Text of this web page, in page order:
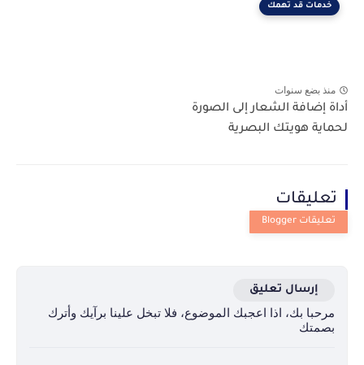
خدمات قد تهمك
منذ بضع سنوات
أداة إضافة الشعار إلى الصورة
لحماية هويتك البصرية
تعليقات
إرسال تعليق
مرحبا بك، اذا اعجبك الموضوع، فلا تبخل علينا برآيك وأترك
بصمتك